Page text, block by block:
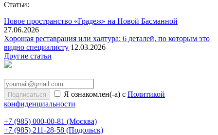
Статьи:
Новое пространство «Градеж» на Новой Басманной
27.06.2026
Хорошая реставрация или халтура: 6 деталей, по которым это
видно специалисту 12.03.2026
Другие статьи
Я ознакомлен(-а) с Политикой
конфиденциальности
+7 (985) 000-00-81 (Москва)
+7 (985) 211-28-58 (Подольск)